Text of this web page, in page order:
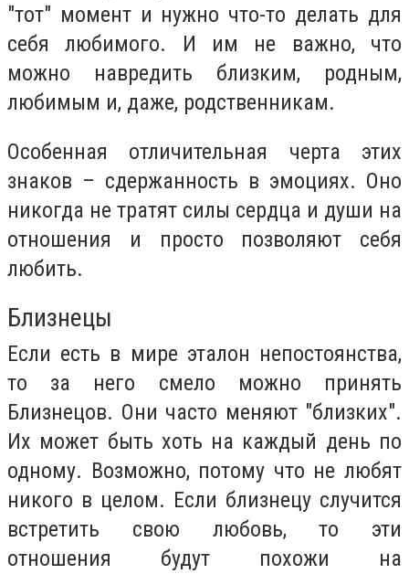
"тот" момент и нужно что-то делать для
себя любимого. И им не важно, что
можно навредить близким, родным,
любимым и, даже, родственникам.
Особенная отличительная черта этих
знаков – сдержанность в эмоциях. Оно
никогда не тратят силы сердца и души на
отношения и просто позволяют себя
любить.
Близнецы
Если есть в мире эталон непостоянства,
то за него смело можно принять
Близнецов. Они часто меняют "близких".
Их может быть хоть на каждый день по
одному. Возможно, потому что не любят
никого в целом. Если близнецу случится
встретить свою любовь, то эти
отношения будут похожи на